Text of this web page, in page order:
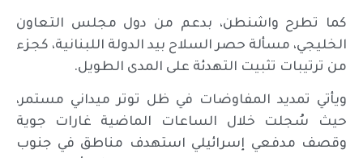
كما تطرح واشنطن، بدعم من دول مجلس التعاون
الخليجي، مسألة حصر السلاح بيد الدولة اللبنانية، كجزء
من ترتيبات تثبيت التهدئة على المدى الطويل.
ويأتي تمديد المفاوضات في ظل توتر ميداني مستمر،
حيث سُجلت خلال الساعات الماضية غارات جوية
وقصف مدفعي إسرائيلي استهدف مناطق في جنوب